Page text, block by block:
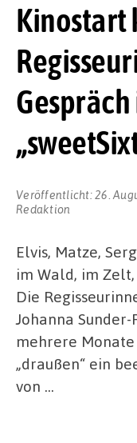
Kinostart
Gespräch
Veröffentlicht:26.
Redaktion
Elvis, Matze,
im Wald, im
Die
Johanna
mehrere
„draußen“ ein
von …